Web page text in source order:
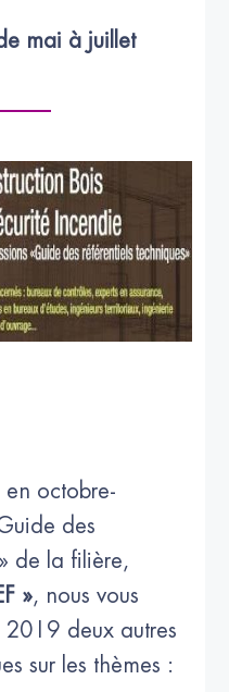
mai à juillet
en octobre-
des
de la filière,
», nous vous
2019 deux autres
sur les thèmes :